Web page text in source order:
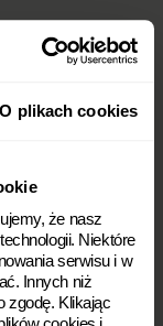
O plikach cookies
że nasz
Niektóre
serwisu i w
Innych niż
zgodę. Klikając